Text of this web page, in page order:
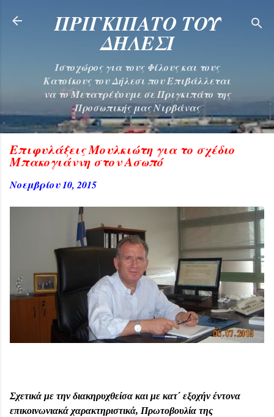
Μετάβαση στο κύριο περιεχόμενο
ΠΡΙΓΚΙΠΑΤΟ ΤΟΥ
ΔΗΛΕΣΙ
Ιστοχώρος για τους Φίλους και τους
Κατοίκους του Δήλεσι που Επιβάλλεται
να το Μετατρέψουμε σε Πριγκιπάτο της
Προσωπικής μας Νιρβάνας
Επιφυλάξεις Μουλκιώτη για το σχέδιο
Μπακογιάννη στον Ασωπό
Νοεμβρίου 10, 2015
Σχετικά με την διακηρυχθείσα και με κατ΄ εξοχήν έντονα
επικοινωνιακά χαρακτηριστικά, Πρωτοβουλία της